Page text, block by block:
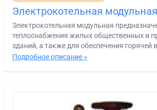
Электрокотельная
Электрокотельная модульная
теплоснабжения жилых общественных и
зданий, а также для обеспечения горячей
Подробное описание »